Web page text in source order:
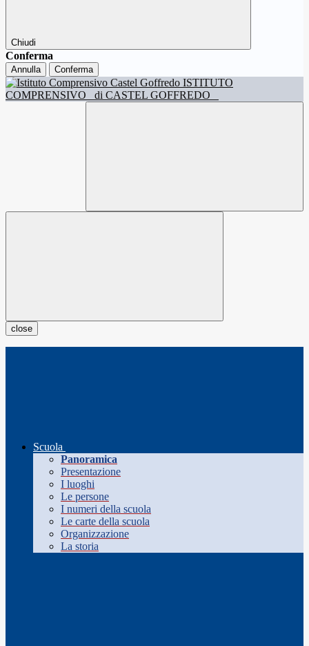
Chiudi
Conferma
Annulla Conferma
ISTITUTO
COMPRENSIVO
di CASTEL GOFFREDO
close
Scuola
Panoramica
Presentazione
I luoghi
Le persone
I numeri della scuola
Le carte della scuola
Organizzazione
La storia